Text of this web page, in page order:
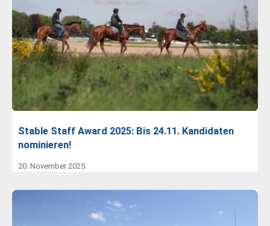
Stable Staff Award 2025: Bis 24.11. Kandidaten
nominieren!
20. November 2025